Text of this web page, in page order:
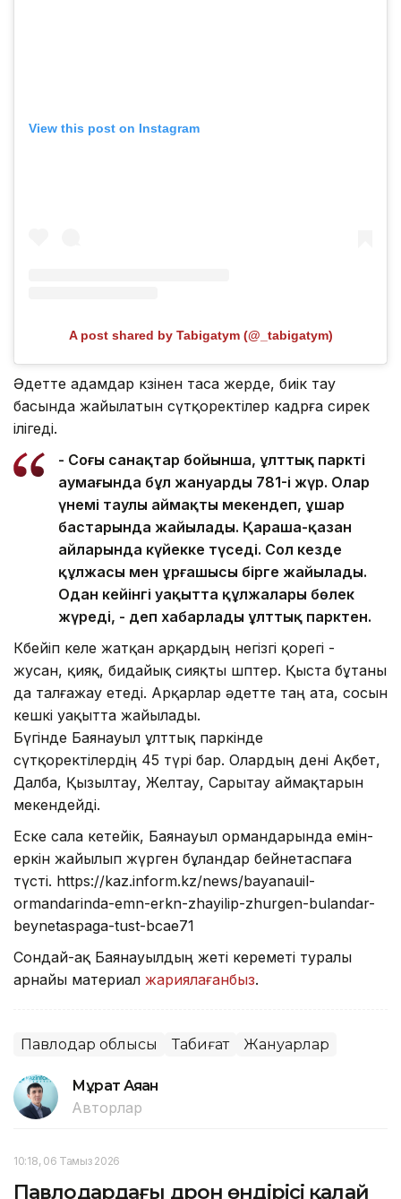
View this post on Instagram
A post shared by Tabigatym (@_tabigatym)
Әдетте адамдар көзінен таса жерде, биік тау
басында жайылатын сүтқоректілер кадрға сирек
ілігеді.
- Соңғы санақтар бойынша, ұлттық парктің
аумағында бұл жануардың 781-і жүр. Олар
үнемі таулы аймақты мекендеп, ұшар
бастарында жайылады. Қараша-қазан
айларында күйекке түседі. Сол кезде
құлжасы мен ұрғашысы бірге жайылады.
Одан кейінгі уақытта құлжалары бөлек
жүреді, - деп хабарлады ұлттық парктен.
Көбейіп келе жатқан арқардың негізгі қорегі -
жусан, қияқ, бидайық сияқты шөптер. Қыста бұтаны
да талғажау етеді. Арқарлар әдетте таң ата, сосын
кешкі уақытта жайылады.
Бүгінде Баянауыл ұлттық паркінде
сүтқоректілердің 45 түрі бар. Олардың дені Ақбет,
Далба, Қызылтау, Желтау, Сарытау аймақтарын
мекендейді.
Еске сала кетейік, Баянауыл ормандарында емін-
еркін жайылып жүрген бұландар бейнетаспаға
түсті. https://kaz.inform.kz/news/bayanauil-
ormandarinda-emn-erkn-zhayilip-zhurgen-bulandar-
beynetaspaga-tust-bcae71
Сондай-ақ Баянауылдың жеті кереметі туралы
арнайы материал жариялағанбыз.
Павлодар облысы Табиғат Жануарлар
Мұрат Аяған
Авторлар
10:18, 06 Тамыз 2026
Павлодардағы дрон өндірісі қалай